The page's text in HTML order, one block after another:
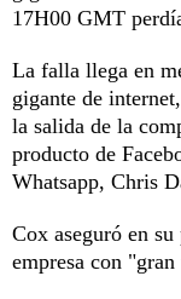
17H00 GMT
La falla llega en
gigante de
la salida de la
producto de
Whatsapp, Chris
Cox aseguró en
empresa con